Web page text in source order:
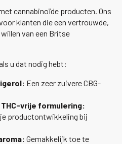
cannabinoïde producten. Ons
klanten die een vertrouwde,
van een Britse
u dat nodig hebt:
Een zeer zuivere CBG-
vrije formulering:
productontwikkeling bij
Gemakkelijk toe te